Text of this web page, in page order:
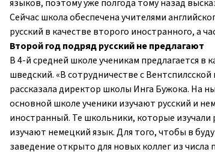
языков, поэтому уже полгода тому назад
Сейчас школа обеспечена учителями
русский в качестве второго иностранного, а
Второй год подряд русский не предлагают
В 4-й средней школе ученикам предлагается в
шведский. «В сотрудничестве с
рассказала директор школы Инга Бужока. На
основной школе ученики изучают русский и
иностранный. Те школьники, которые изучали
изучают немецкий язык. Для того, чтобы в
заведение открыто для новых коллег из